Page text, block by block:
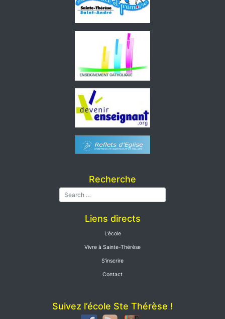
Recherche
Liens directs
L’école
Vivre à Sainte-Thérèse
S’inscrire
Contact
Suivez l’école Ste Thérèse !